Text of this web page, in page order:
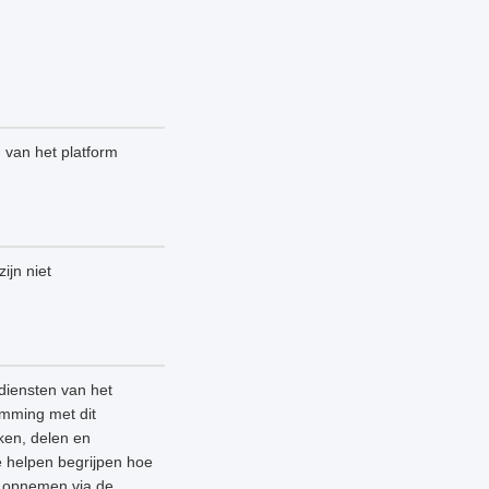
het platform
niet
van het
met dit
delen en
helpen begrijpen hoe